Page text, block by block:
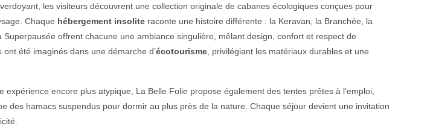
les visiteurs découvrent une collection originale de cabanes écologiques conçues pour
Chaque hébergement insolite raconte une histoire différente : la Keravan, la Branchée, la
Superpausée offrent chacune une ambiance singulière, mêlant design, confort et respect de
ont été imaginés dans une démarche d’écotourisme , privilégiant les matériaux durables et une
expérience encore plus atypique, La Belle Folie propose également des tentes prêtes à l’emploi,
des hamacs suspendus pour dormir au plus près de la nature. Chaque séjour devient une invitation